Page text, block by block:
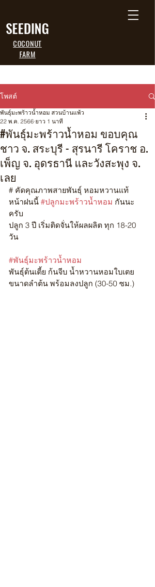
SEEDING
COCONUT
FARM
โพสต์
#พันธุ์มะพร้าวน้ำหอม ขอบคุณ
ชาว จ. สระบุรี - สุรนารี โคราช อ.
เพ็ญ จ. อุดรธานี และวังสะพุง จ.
เลย
พันธุ์มะพร้าวน้ำหอม สวนบ้านแพ้ว
22 พ.ค. 2566 ยาว 1 นาที
# คัดคุณภาพสายพันธุ์ หอมหวานแท้
หน้าฝนนี้ #ปลูกมะพร้าวน้ำหอม กันนะ
ครับ
ปลูก 3 ปี เริ่มติดจั่นให้ผลผลิต ทุก 18-20
วัน
#พันธุ์มะพร้าวน้ำหอม
พันธุ์ต้นเตี้ย ก้นจีบ น้ำหวานหอมใบเตย
ขนาดลำต้น พร้อมลงปลูก (30-50 ซม.)